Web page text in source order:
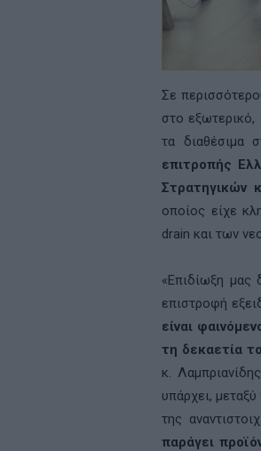
Σε
στο εξωτερικό,
τα διαθέσιμα
επιτροπής
Στρατηγικών
οποίος είχε
drain και των
«Επιδίωξη μας
επιστροφή
είναι
τη δεκαετία
κ.
υπάρχει,
της
παράγει